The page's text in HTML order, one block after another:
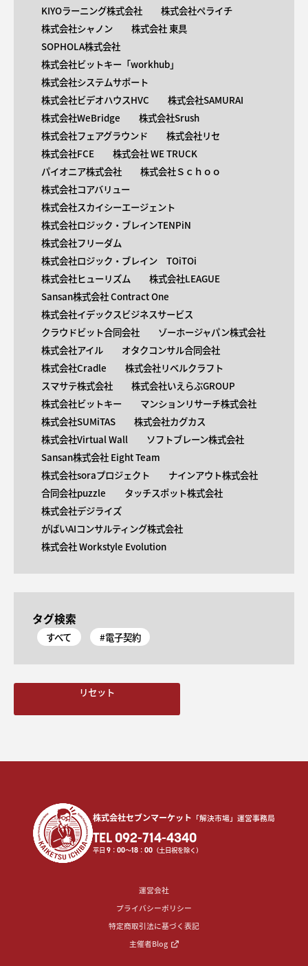
KIYOラーニング株式会社
株式会社ペライチ
株式会社シャノン
株式会社 東具
SOPHOLA株式会社
株式会社ビットキー「workhub」
株式会社システムサポート
株式会社ビデオハウスHVC
株式会社SAMURAI
株式会社WeBridge
株式会社Srush
株式会社フェアグラウンド
株式会社リセ
株式会社FCE
株式会社 WE TRUCK
パイオニア株式会社
株式会社Ｓｃｈｏｏ
株式会社コアバリュー
株式会社スカイシーエージェント
株式会社ロジック・ブレインTENPiN
株式会社フリーダム
株式会社ロジック・ブレイン TOiTOi
株式会社ヒューリズム
株式会社LEAGUE
Sansan株式会社 Contract One
株式会社イデックスビジネスサービス
クラウドビット合同会社
ゾーホージャパン株式会社
株式会社アイル
オタクコンサル合同会社
株式会社Cradle
株式会社リベルクラフト
スマサテ株式会社
株式会社いえらぶGROUP
株式会社ビットキー
マンションリサーチ株式会社
株式会社SUMiTAS
株式会社カグカス
株式会社Virtual Wall
ソフトブレーン株式会社
Sansan株式会社 Eight Team
株式会社soraプロジェクト
ナインアウト株式会社
合同会社puzzle
タッチスポット株式会社
株式会社デジライズ
がばいAIコンサルティング株式会社
株式会社 Workstyle Evolution
タグ検索
すべて #電子契約
リセット
株式会社セブンマーケット 「解決市場」運営事務局
TEL 092-714-4340
平日9 ：00〜18 ：00 （土日祝を除く）
運営会社
プライバシーポリシー
特定商取引法に基づく表記
主催者Blog